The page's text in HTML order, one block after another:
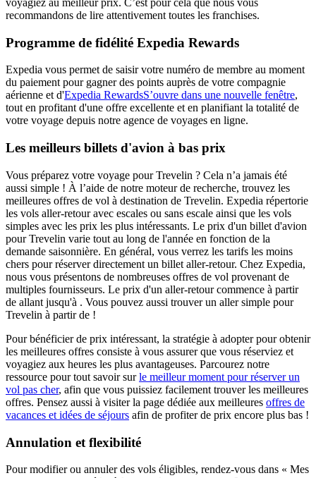
voyagiez au meilleur prix. C’est pour cela que nous vous
recommandons de lire attentivement toutes les franchises.
Programme de fidélité Expedia Rewards
Expedia vous permet de saisir votre numéro de membre au moment
du paiement pour gagner des points auprès de votre compagnie
aérienne et d'Expedia RewardsS’ouvre dans une nouvelle fenêtre,
tout en profitant d'une offre excellente et en planifiant la totalité de
votre voyage depuis notre agence de voyages en ligne.
Les meilleurs billets d'avion à bas prix
Vous préparez votre voyage pour Trevelin ? Cela n’a jamais été
aussi simple ! À l’aide de notre moteur de recherche, trouvez les
meilleures offres de vol à destination de Trevelin. Expedia répertorie
les vols aller-retour avec escales ou sans escale ainsi que les vols
simples avec les prix les plus intéressants. Le prix d'un billet d'avion
pour Trevelin varie tout au long de l'année en fonction de la
demande saisonnière. En général, vous verrez les tarifs les moins
chers pour réserver directement un billet aller-retour. Chez Expedia,
nous vous présentons de nombreuses offres de vol provenant de
multiples fournisseurs. Le prix d'un aller-retour commence à partir
de allant jusqu'à . Vous pouvez aussi trouver un aller simple pour
Trevelin à partir de !
Pour bénéficier de prix intéressant, la stratégie à adopter pour obtenir
les meilleures offres consiste à vous assurer que vous réserviez et
voyagiez aux heures les plus avantageuses. Parcourez notre
ressource pour tout savoir surle meilleur moment pour réserver un
vol pas cher, afin que vous puissiez facilement trouver les meilleures
offres. Pensez aussi à visiter la page dédiée aux meilleures offres de
vacances et idées de séjours afin de profiter de prix encore plus bas !
Annulation et flexibilité
Pour modifier ou annuler des vols éligibles, rendez-vous dans « Mes